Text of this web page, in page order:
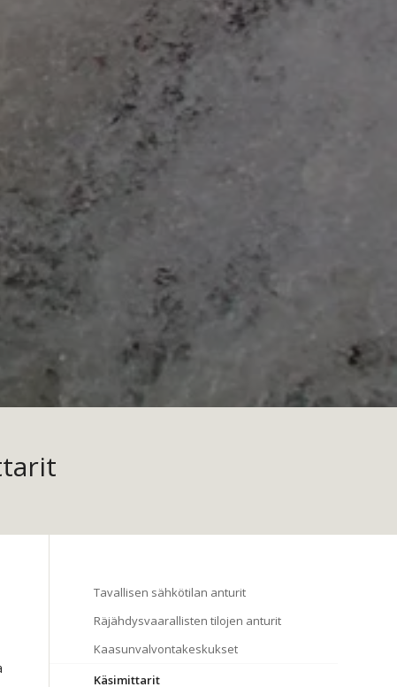
Tavallisen sähkötilan anturit
Räjähdysvaarallisten tilojen anturit
Kaasunvalvontakeskukset
Käsimittarit